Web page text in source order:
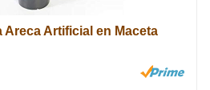
Areca Artificial en Maceta